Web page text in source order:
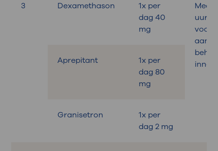
3 Dexamethason
1x per
dag 40
mg
uur
aan
Aprepitant
1x per
dag 80
mg
Granisetron
1x per
dag 2 mg